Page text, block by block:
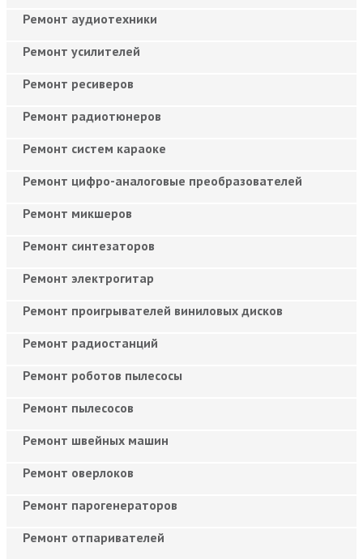
Ремонт аудиотехники
Ремонт усилителей
Ремонт ресиверов
Ремонт радиотюнеров
Ремонт систем караоке
Ремонт цифро-аналоговые преобразователей
Ремонт микшеров
Ремонт синтезаторов
Ремонт электрогитар
Ремонт проигрывателей виниловых дисков
Ремонт радиостанций
Ремонт роботов пылесосы
Ремонт пылесосов
Ремонт швейных машин
Ремонт оверлоков
Ремонт парогенераторов
Ремонт отпаривателей